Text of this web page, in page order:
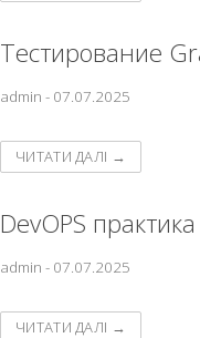
Тестирование
admin - 07.07.2025
ЧИТАТИ ДАЛІ →
DevOPS
admin - 07.07.2025
ЧИТАТИ ДАЛІ →